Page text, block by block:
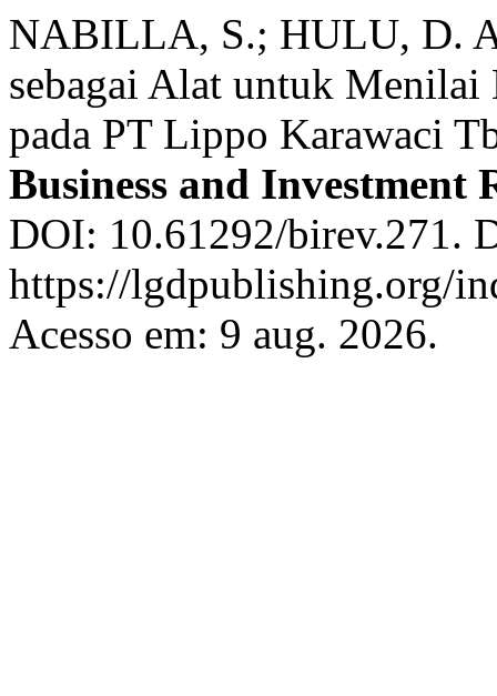
NABILLA, S.; HULU, D.
sebagai Alat untuk Menilai
pada PT Lippo Karawaci
Business and Investment
DOI: 10.61292/birev.271.
https://lgdpublishing.org/
Acesso em: 9 aug. 2026.